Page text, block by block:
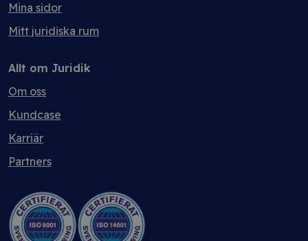
Mina sidor
Mitt juridiska rum
Allt om Juridik
Om oss
Kundcase
Karriär
Partners